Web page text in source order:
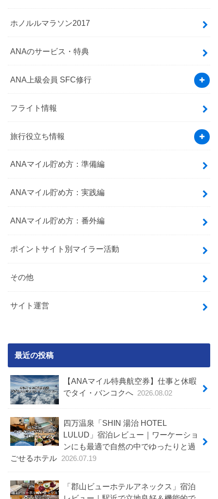
ホノルルマラソン2017
ANAのサービス・特典
ANA上級会員 SFC修行
フライト情報
旅行役立ち情報
ANAマイル貯め方：準備編
ANAマイル貯め方：実践編
ANAマイル貯め方：番外編
ポイントサイト別マイラー活動
その他
サイト運営
最近の投稿
【ANAマイル特典航空券】仕事と休暇
でタイ・バンコクへ 2026.08.02
四万温泉「SHIN 湯治 HOTEL
LULUD」宿泊レビュー｜ワーケーショ
ンにも最適で自然の中でゆったりと過
ごせるホテル
2026.07.19
「郡山ビューホテルアネックス」宿泊